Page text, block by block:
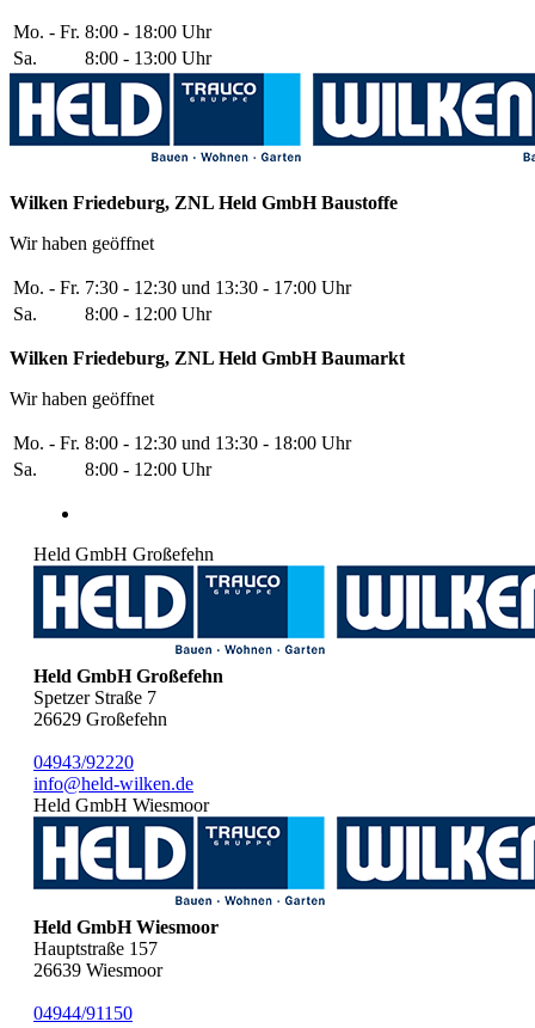
Mo. - Fr. 8:00 - 18:00 Uhr
Sa.
8:00 - 13:00 Uhr
Wilken Friedeburg, ZNL Held GmbHBaustoffe
Wir haben geöffnet
Mo. - Fr. 7:30 - 12:30 und 13:30 - 17:00 Uhr
Sa.
8:00 - 12:00 Uhr
Wilken Friedeburg, ZNL Held GmbHBaumarkt
Wir haben geöffnet
Mo. - Fr. 8:00 - 12:30 und 13:30 - 18:00 Uhr
Sa.
8:00 - 12:00 Uhr
Held GmbH Großefehn
Held GmbH Großefehn
Spetzer Straße 7
26629 Großefehn
04943/92220
info@held-wilken.de
Held GmbH Wiesmoor
Held GmbH Wiesmoor
Hauptstraße 157
26639 Wiesmoor
04944/91150